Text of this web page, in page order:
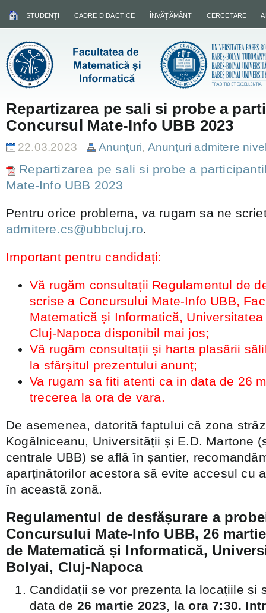
STUDENŢI CADRE DIDACTICE ÎNVĂŢĂMÂNT CERCETARE
Repartizarea pe sali si probe a
Concursul Mate-Info UBB 2023
22.03.2023 Anunţuri, Anunţuri admitere
Repartizarea pe sali si probe a
Mate-Info UBB 2023
Pentru orice problema, va rugam sa ne
admitere.cs@ubbcluj.ro.
Important pentru candidați:
Vă rugăm consultații Regulamentul de
scrise a Concursului Mate-Info UBB,
Matematică și Informatică,
Cluj-Napoca disponibil mai jos;
Vă rugăm consultații și harta plasării
la sfârșitul prezentului anunț;
Va rugam sa fiti atenti ca in data de 26
trecerea la ora de vara.
De asemenea, datorită faptului că zona
Kogălniceanu, Universității și E.D. Martone
centrale UBB) se află în șantier,
aparținătorilor acestora să evite accesul cu
în această zonă.
Regulamentul de desfășurare a
Concursului Mate-Info UBB, 26
de Matematică și Informatică,
Bolyai, Cluj-Napoca
Candidații se vor prezenta la locațiile și
data de 26 martie 2023, la ora 7:30.